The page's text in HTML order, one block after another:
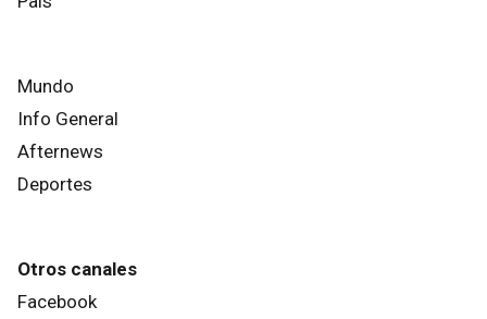
Mundo
Info General
Afternews
Deportes
Otros canales
Facebook